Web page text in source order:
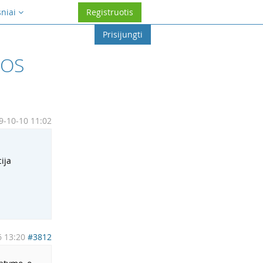
Registruotis
Prisijungti
10-10 11:02
13:20 #3812